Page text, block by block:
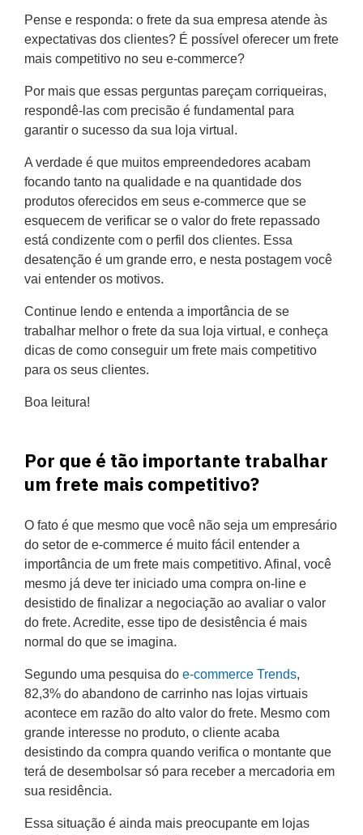
Pense e responda: o frete da sua empresa atende às
expectativas dos clientes? É possível oferecer um frete
mais competitivo no seu e-commerce?
Por mais que essas perguntas pareçam corriqueiras,
respondê-las com precisão é fundamental para
garantir o sucesso da sua loja virtual.
A verdade é que muitos empreendedores acabam
focando tanto na qualidade e na quantidade dos
produtos oferecidos em seus e-commerce que se
esquecem de verificar se o valor do frete repassado
está condizente com o perfil dos clientes. Essa
desatenção é um grande erro, e nesta postagem você
vai entender os motivos.
Continue lendo e entenda a importância de se
trabalhar melhor o frete da sua loja virtual, e conheça
dicas de como conseguir um frete mais competitivo
para os seus clientes.
Boa leitura!
Por que é tão importante trabalhar
um frete mais competitivo?
O fato é que mesmo que você não seja um empresário
do setor de e-commerce é muito fácil entender a
importância de um frete mais competitivo. Afinal, você
mesmo já deve ter iniciado uma compra on-line e
desistido de finalizar a negociação ao avaliar o valor
do frete. Acredite, esse tipo de desistência é mais
normal do que se imagina.
Segundo uma pesquisa do e-commerce Trends,
82,3% do abandono de carrinho nas lojas virtuais
acontece em razão do alto valor do frete. Mesmo com
grande interesse no produto, o cliente acaba
desistindo da compra quando verifica o montante que
terá de desembolsar só para receber a mercadoria em
sua residência.
Essa situação é ainda mais preocupante em lojas